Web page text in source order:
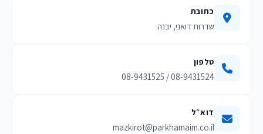
כתובת
שדרות דואני, יבנה
טלפון
08-9431524 / 08-9431525
דוא״ל
mazkirot@parkhamaim.co.il